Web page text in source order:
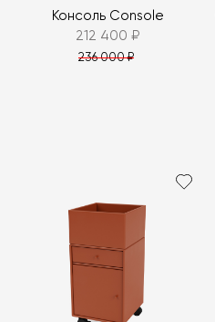
Консоль Console
212 400 ₽
236 000 ₽